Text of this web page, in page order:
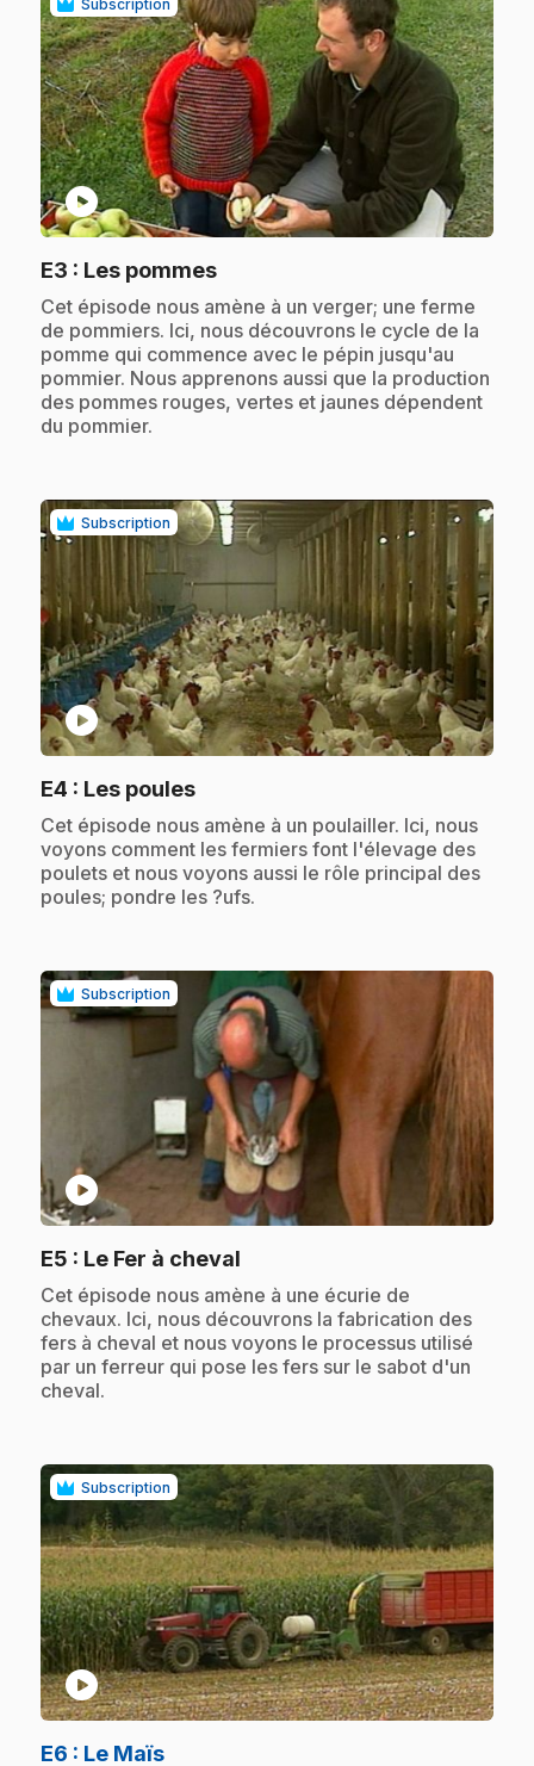
Subscription
play_circle
E3 : Les pommes.
.Cet épisode nous amène à un verger; une ferme
de pommiers. Ici, nous découvrons le cycle de la
pomme qui commence avec le pépin jusqu'au
pommier. Nous apprenons aussi que la production
des pommes rouges, vertes et jaunes dépendent
du pommier.
Subscription
play_circle
E4 : Les poules.
.Cet épisode nous amène à un poulailler. Ici, nous
voyons comment les fermiers font l'élevage des
poulets et nous voyons aussi le rôle principal des
poules; pondre les ?ufs.
Subscription
play_circle
E5 : Le Fer à cheval
.Cet épisode nous amène à une écurie de
chevaux. Ici, nous découvrons la fabrication des
fers à cheval et nous voyons le processus utilisé
par un ferreur qui pose les fers sur le sabot d'un
cheval.
Subscription
play_circle
E6 : Le Maïs.